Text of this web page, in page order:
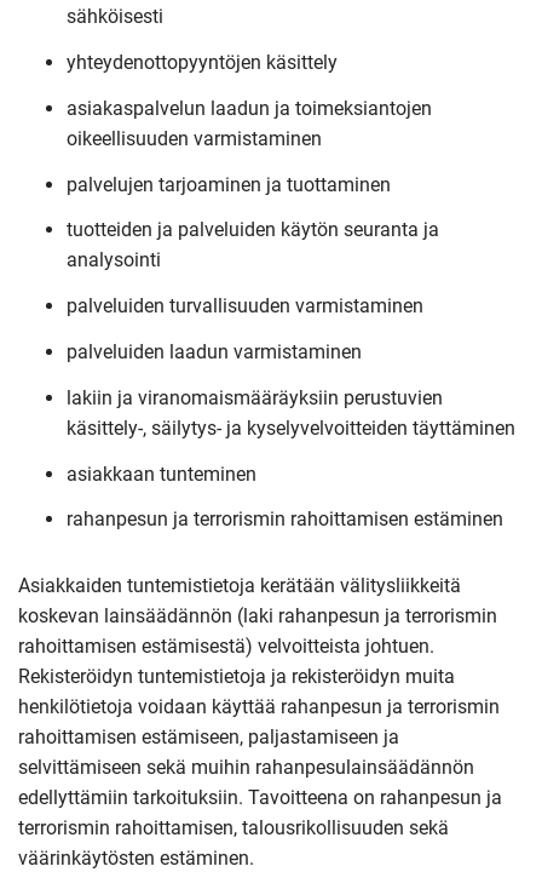
sähköisesti
yhteydenottopyyntöjen käsittely
asiakaspalvelun laadun ja toimeksiantojen
oikeellisuuden varmistaminen
palvelujen tarjoaminen ja tuottaminen
tuotteiden ja palveluiden käytön seuranta ja
analysointi
palveluiden turvallisuuden varmistaminen
palveluiden laadun varmistaminen
lakiin ja viranomaismääräyksiin perustuvien
käsittely-, säilytys- ja kyselyvelvoitteiden täyttäminen
asiakkaan tunteminen
rahanpesun ja terrorismin rahoittamisen estäminen
Asiakkaiden tuntemistietoja kerätään välitysliikkeitä
koskevan lainsäädännön (laki rahanpesun ja terrorismin
rahoittamisen estämisestä) velvoitteista johtuen.
Rekisteröidyn tuntemistietoja ja rekisteröidyn muita
henkilötietoja voidaan käyttää rahanpesun ja terrorismin
rahoittamisen estämiseen, paljastamiseen ja
selvittämiseen sekä muihin rahanpesulainsäädännön
edellyttämiin tarkoituksiin. Tavoitteena on rahanpesun ja
terrorismin rahoittamisen, talousrikollisuuden sekä
väärinkäytösten estäminen.